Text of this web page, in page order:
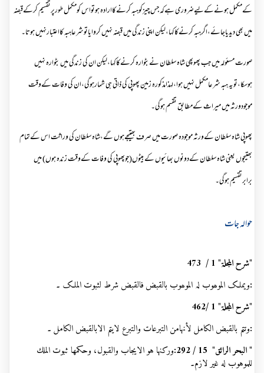
کےمکمل ہونےکےلیےضروری ہےکہ جس چیزکوہبہ کرنےکاارادہ ہوتواس کومکمل طورپرتقسیم کرکےقبضہ
میں بھی دیدیاجائے،اگرہبہ کرنےکاکہا،لیکن اپنی زندگی میں قبضہ نہیں کروایاتوشرعاہبہ کااعتبارنہیں ہوتا۔
صورت مسئولہ میں جب پھوپھی شاہ سلطان نےبٹوارہ کرنےکاکہا،لیکن ان کی زندگی میں بٹوارہ نہیں
ہوسکا،تویہ ہبہ شرعامکمل نہیں ہوا،لہذامذکورہ زمین پھوپی کی ذاتی ہی شمارہوگی،ان کی وفات کےوقت
موجودورثہ میں میراث کےمطابق تقسم ہوگی۔
پھوپی شاہ سلطان کےورثہ موجودہ صورت میں صرف بھتیجےہوں گے،شاہ سلطان کی وراثت اس کےتمام
بھتیجوں یعنی شاہ سلطان کےدونوں بھائیوں کےبیٹوں(جوپھوپی کی وفات کےوقت زندہ ہوں) میں
برابرتقسیم ہوگی۔
حوالہ جات
"شرح المجلۃ" 1 /
:ویملک الموھوب لہ الموھوب بالقبض فالقبض شرط لثبوت الملک ۔
"شرح المجلۃ" 1 /
462
:وتتم بالقبض الکامل لأنہامن التبرعات والتبرع لایتم الابالقبض الکامل ۔
" البحر الرائق" 15 / 292:
وركنها هو الايجاب والقبول، وحكمها ثبوت الملك
للموهوب له غير لازم۔